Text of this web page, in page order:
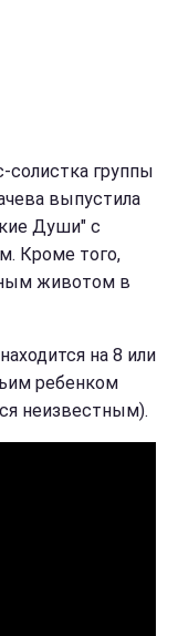
солистка группы
выпустила
Души" с
Кроме того,
животом в
на 8 или
ребенком
неизвестным).